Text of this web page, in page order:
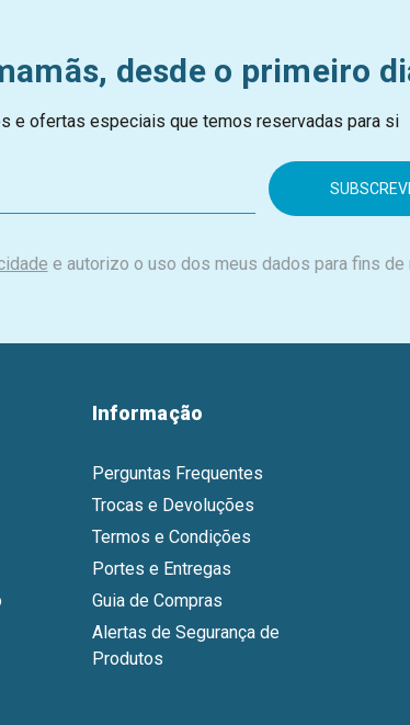
desde o primeiro
e ofertas especiais que temos reservadas para si
e autorizo o uso dos meus dados para fins de
Informação
Perguntas Frequentes
Trocas e Devoluções
Termos e Condições
Portes e Entregas
Guia de Compras
Alertas de Segurança de
Produtos